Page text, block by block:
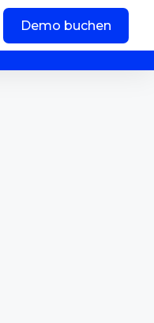
Demo buchen